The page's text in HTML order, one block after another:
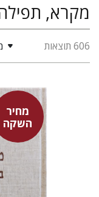
606 תוצאות
מחיר
השקה